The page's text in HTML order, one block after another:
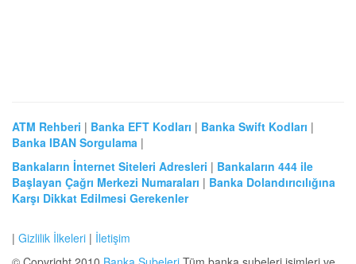
ATM Rehberi | Banka EFT Kodları | Banka Swift Kodları |
Banka IBAN Sorgulama |
Bankaların İnternet Siteleri Adresleri | Bankaların 444 ile
Başlayan Çağrı Merkezi Numaraları | Banka Dolandırıcılığına
Karşı Dikkat Edilmesi Gerekenler
| Gizlilik İlkeleri | İletişim